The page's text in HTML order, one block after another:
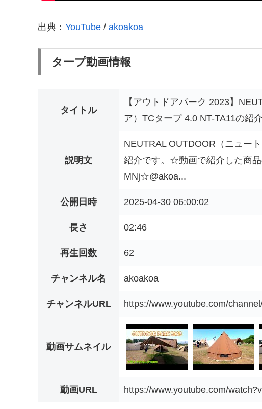
出典： YouTube / akoakoa
タープ動画情報
タイトル
【アウトドアパーク 2023】
ア）TCタープ 4.0 NT-TA11の紹介
説明文
NEUTRAL OUTDOOR（ニュー
紹介です。☆動画で紹介した商
MNj☆@akoa...
公開日時 2025-04-30 06:00:02
長さ 02:46
再生回数 62
チャンネル名 akoakoa
チャンネルURL https://www.youtube.com/
動画サムネイル
動画URL https://www.youtube.com/